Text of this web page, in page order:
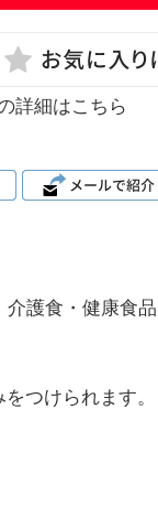
詳細はこちら
護食・健康食品
つけられます。